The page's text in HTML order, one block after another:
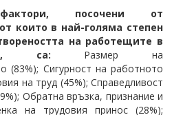
посочени от
които в най-голяма степен
на работещите в
са: Размер на
(83%); Сигурност на работното
на труд (45%); Справедливост
Обратна връзка, признание и
на трудовия принос (28%);